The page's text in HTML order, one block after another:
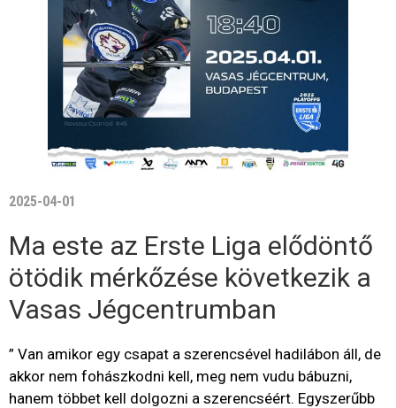
2025-04-01
Ma este az Erste Liga elődöntő
ötödik mérkőzése következik a
Vasas Jégcentrumban
” Van amikor egy csapat a szerencsével hadilábon áll, de
akkor nem fohászkodni kell, meg nem vudu bábuzni,
hanem többet kell dolgozni a szerencséért. Egyszerűbb